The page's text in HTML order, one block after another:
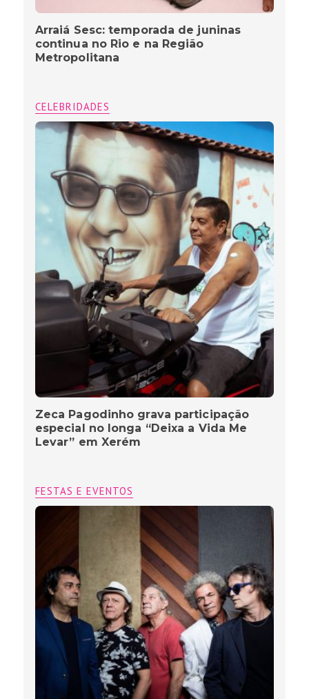
Arraiá Sesc: temporada de juninas
continua no Rio e na Região
Metropolitana
CELEBRIDADES
Zeca Pagodinho grava participação
especial no longa “Deixa a Vida Me
Levar” em Xerém
FESTAS E EVENTOS